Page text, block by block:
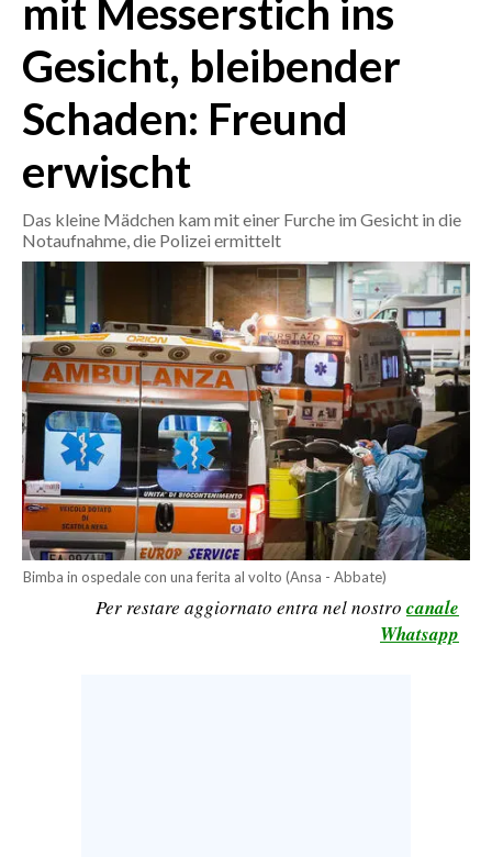
CRONACA
ITALIA
MONDO
POLITICA
ECONOMIA
SERVIZI ALLE IMPRESE
LAVORO
BANDI
SPORT IN SARDEGNA
SPORT
RISULTATI E CLASSIFICHE
CALCIO
CALCIO REGIONALE
BASKET
mit Messerstich ins
Gesicht, bleibender
Schaden: Freund
erwischt
Das kleine Mädchen kam mit einer Furche im Gesicht in die
Notaufnahme, die Polizei ermittelt
Bimba in ospedale con una ferita al volto (Ansa - Abbate)
Per restare aggiornato entra nel nostro canale
Whatsapp